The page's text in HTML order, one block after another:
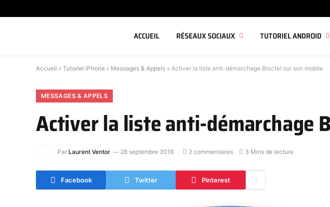
ACCUEIL RÉSEAUX SOCIAUX TUTORIEL ANDROID
Accueil » Tutoriel iPhone » Messages & Appels » Activer la liste anti-démarchage Bloctel sur son mobile
MESSAGES & APPELS
Activer la liste anti-démarchage
Par Laurent Ventor 28 septembre 2018 2 commentaires 3 Mins de lecture
Facebook Twitter Pinterest